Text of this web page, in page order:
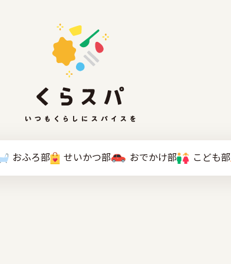
おふろ部 せいかつ部 おでかけ部 こども部